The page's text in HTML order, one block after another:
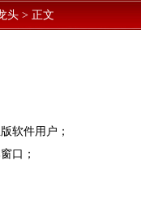
头 > 正文
软件用户；
口；